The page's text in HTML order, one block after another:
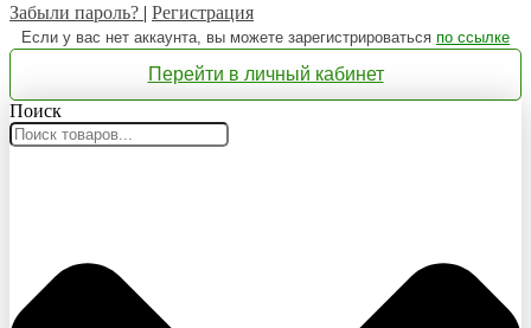
Забыли пароль? | Регистрация
Если у вас нет аккаунта, вы можете зарегистрироваться по ссылке
Перейти в личный кабинет
Поиск